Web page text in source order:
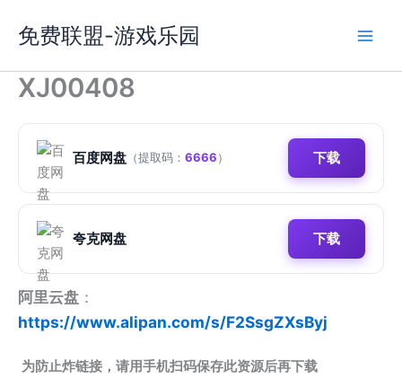
容
免费联盟-游戏乐园
XJ00408
百度网盘 （提取码： 6666） 下载
夸克网盘 下载
阿里云盘 ：
https://www.alipan.com/s/F2SsgZXsByj
为防止炸链接，请用手机扫码保存此资源后再下载